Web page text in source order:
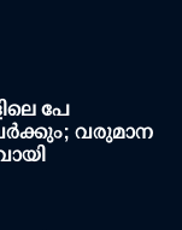
പേ
വരുമാന